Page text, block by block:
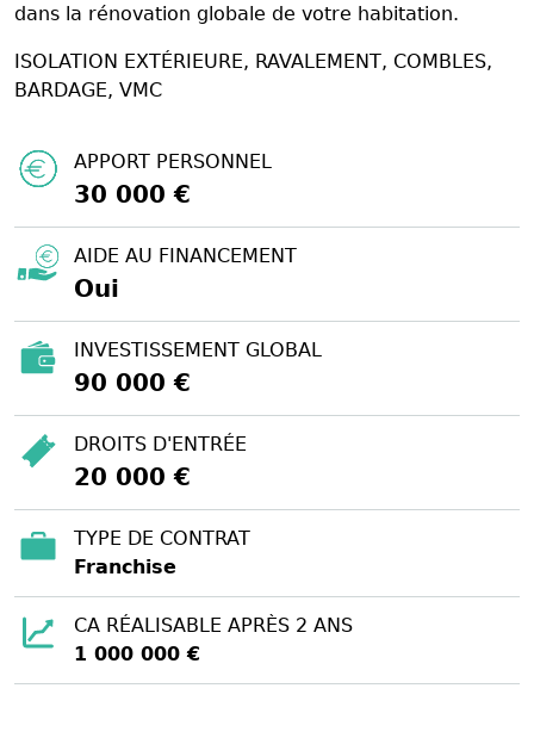
dans la rénovation globale de votre habitation.
ISOLATION EXTÉRIEURE, RAVALEMENT, COMBLES,
BARDAGE, VMC
APPORT PERSONNEL
30 000 €
AIDE AU FINANCEMENT
Oui
INVESTISSEMENT GLOBAL
90 000 €
DROITS D'ENTRÉE
20 000 €
TYPE DE CONTRAT
Franchise
CA RÉALISABLE APRÈS 2 ANS
1 000 000 €